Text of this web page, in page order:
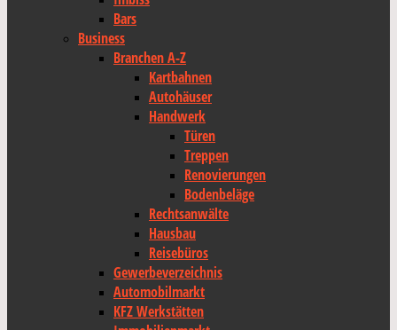
Bars
Business
Branchen A-Z
Kartbahnen
Autohäuser
Handwerk
Türen
Treppen
Renovierungen
Bodenbeläge
Rechtsanwälte
Hausbau
Reisebüros
Gewerbeverzeichnis
Automobilmarkt
KFZ Werkstätten